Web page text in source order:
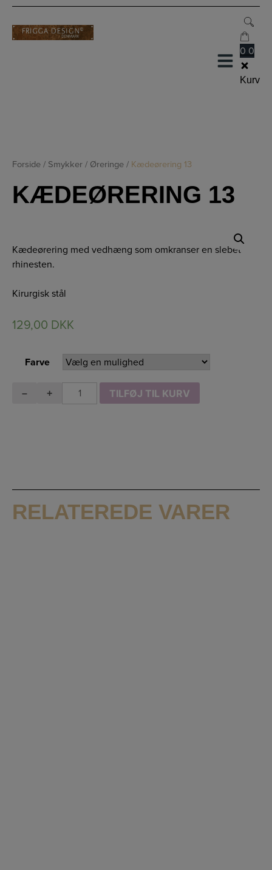
Hop
indholdet
0 0
Kurv
Forside/ Smykker/ Øreringe/ Kædeørering 13
KÆDEØRERING 13
Kædeørering med vedhæng som omkranser en slebet
rhinesten.
Kirurgisk stål
129,00 DKK
Farve
–
Kædeørering
13
+ TILFØJ TIL KURV
RELATEREDE VARER